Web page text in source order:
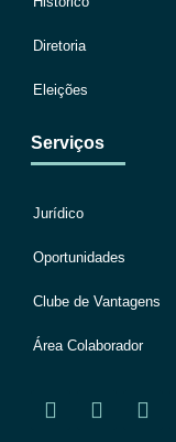
Diretoria
Eleições
Serviços
Jurídico
Oportunidades
Clube de Vantagens
Área Colaborador